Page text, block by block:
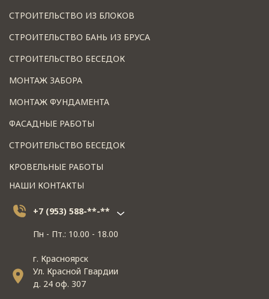
СТРОИТЕЛЬСТВО ИЗ БЛОКОВ
СТРОИТЕЛЬСТВО БАНЬ ИЗ БРУСА
СТРОИТЕЛЬСТВО БЕСЕДОК
МОНТАЖ ЗАБОРА
МОНТАЖ ФУНДАМЕНТА
ФАСАДНЫЕ РАБОТЫ
СТРОИТЕЛЬСТВО БЕСЕДОК
КРОВЕЛЬНЫЕ РАБОТЫ
НАШИ КОНТАКТЫ
+7 (953) 588-**-**
Пн - Пт.: 10.00 - 18.00
г. Красноярск
Ул. Красной Гвардии
д. 24 оф. 307